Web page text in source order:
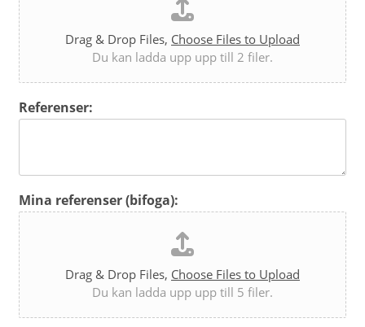
Drag & Drop Files, Choose Files to Upload
Du kan ladda upp upp till 2 filer.
Referenser:
Mina referenser (bifoga):
Drag & Drop Files, Choose Files to Upload
Du kan ladda upp upp till 5 filer.